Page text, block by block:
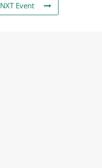
NXT Event